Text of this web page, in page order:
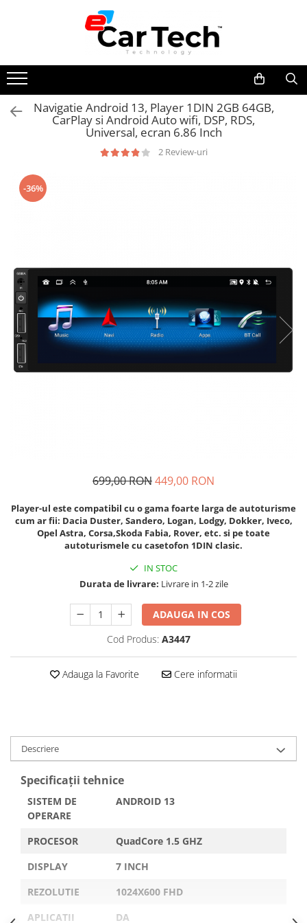
Summer sale
Navigatie dedicata
Navigatii Volkswagen
Navigatii Seat
Navigatii Ford
Navigatii Toyota
Navigatii Dacia
Navigatii Peugeot
Navigatii Audi
Navigatii BMW
Navigatii Mercedes
Navigatii Mitsubishi
Navigatii KIA
Navigatii Renault
Navigatii Smart
Navigatii Chevrolet
Navigatii Honda
Navigatii Porsche
Navigatii Chrysler
Playere auto
Navigatii 2 DIN
Navigatie GPS Portabil
Navigatie Android 13, Player 1DIN 2GB 64GB,
CarPlay si Android Auto wifi, DSP, RDS,
Universal, ecran 6.86 Inch
2 Review-uri
-36%
699,00 RON449,00 RON
Player-ul este compatibil cu o gama foarte larga de autoturisme
cum ar fii: Dacia Duster, Sandero, Logan, Lodgy, Dokker, Iveco,
Opel Astra, Corsa,Skoda Fabia, Rover, etc. si pe toate
autoturismele cu casetofon 1DIN clasic.
IN STOC
Durata de livrare: Livrare in 1-2 zile
ADAUGA IN COS
Cod Produs: A3447
Adauga la Favorite Cere informatii
Descriere
Specificații tehnice
SISTEM DE
OPERARE
ANDROID 13
PROCESOR
QuadCore 1.5 GHZ
DISPLAY
7 INCH
REZOLUTIE
1024X600 FHD
APLICATII
DA